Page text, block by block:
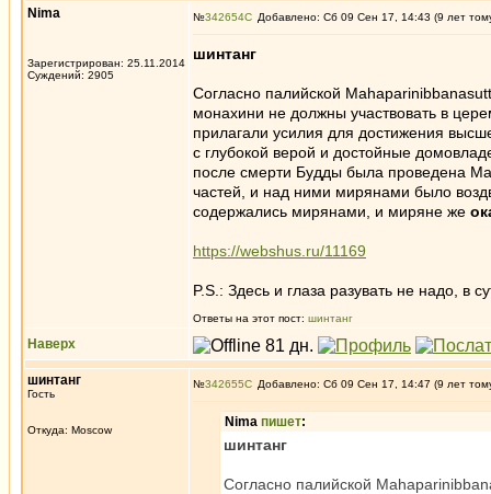
Nima
Зарегистрирован: 25.11.2014
Суждений: 2905
№342654 Добавлено: Сб 09 Сен 17, 14:43 (9 лет
шинтанг
Согласно палийской
монахини не должны участвовать в
прилагали усилия для достижения
с глубокой верой и достойные
после смерти Будды была проведена
частей, и над ними мирянами было
содержались мирянами, и миряне же
https://webshus.ru/11169
P.S.: Здесь и глаза разувать не надо, в
Ответы на этот пост: шинтанг
Наверх
шинтанг
Гость
Откуда: Moscow
№342655 Добавлено: Сб 09 Сен 17, 14:47 (9 лет
Nima пишет:
шинтанг
Согласно палийской